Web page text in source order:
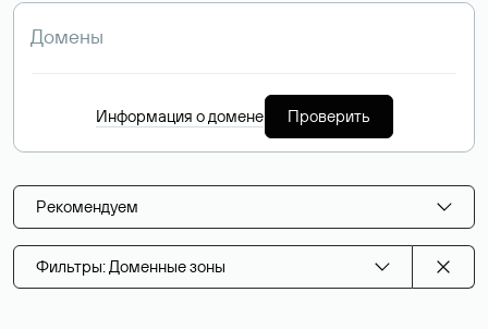
Информация о домене Проверить
Рекомендуем
Фильтры: Доменные зоны